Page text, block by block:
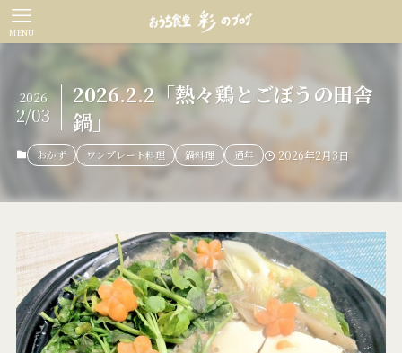
MENU
2026.2.2「熱々鶏とごぼうの田舎
鍋」
2026
2/03
おかず ワンプレート料理 鍋料理 通年 2026年2月3日